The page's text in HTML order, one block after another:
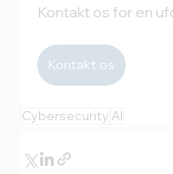
Kontakt os for en
Kontakt os
Cybersecurity AI